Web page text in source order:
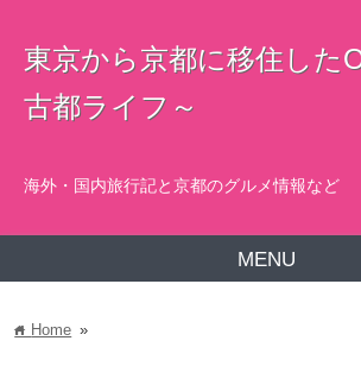
東京から京都に移住した
古都ライフ～
海外・国内旅行記と京都のグルメ情報など
MENU
home Home »